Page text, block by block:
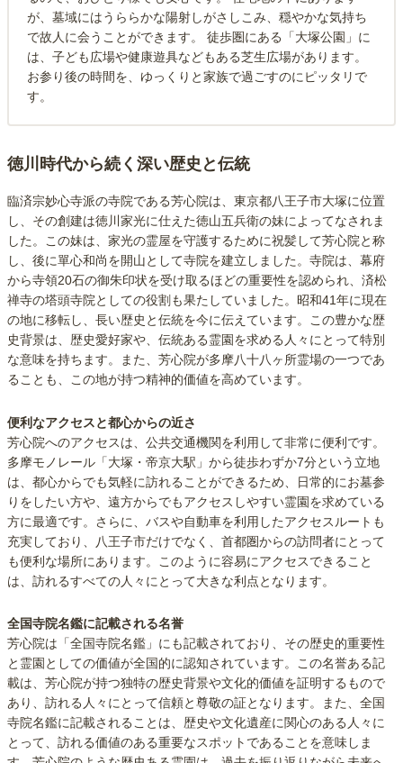
が、墓域にはうららかな陽射しがさしこみ、穏やかな気持ち
で故人に会うことができます。 徒歩圏にある「大塚公園」に
は、子ども広場や健康遊具などもある芝生広場があります。
お参り後の時間を、ゆっくりと家族で過ごすのにピッタリで
す。
徳川時代から続く深い歴史と伝統
臨済宗妙心寺派の寺院である芳心院は、東京都八王子市大塚に位置
し、その創建は徳川家光に仕えた徳山五兵衛の妹によってなされま
した。この妹は、家光の霊屋を守護するために祝髪して芳心院と称
し、後に單心和尚を開山として寺院を建立しました。寺院は、幕府
から寺領20石の御朱印状を受け取るほどの重要性を認められ、済松
禅寺の塔頭寺院としての役割も果たしていました。昭和41年に現在
の地に移転し、長い歴史と伝統を今に伝えています。この豊かな歴
史背景は、歴史愛好家や、伝統ある霊園を求める人々にとって特別
な意味を持ちます。また、芳心院が多摩八十八ヶ所霊場の一つであ
ることも、この地が持つ精神的価値を高めています。
便利なアクセスと都心からの近さ
芳心院へのアクセスは、公共交通機関を利用して非常に便利です。
多摩モノレール「大塚・帝京大駅」から徒歩わずか7分という立地
は、都心からでも気軽に訪れることができるため、日常的にお墓参
りをしたい方や、遠方からでもアクセスしやすい霊園を求めている
方に最適です。さらに、バスや自動車を利用したアクセスルートも
充実しており、八王子市だけでなく、首都圏からの訪問者にとって
も便利な場所にあります。このように容易にアクセスできること
は、訪れるすべての人々にとって大きな利点となります。
全国寺院名鑑に記載される名誉
芳心院は「全国寺院名鑑」にも記載されており、その歴史的重要性
と霊園としての価値が全国的に認知されています。この名誉ある記
載は、芳心院が持つ独特の歴史背景や文化的価値を証明するもので
あり、訪れる人々にとって信頼と尊敬の証となります。また、全国
寺院名鑑に記載されることは、歴史や文化遺産に関心のある人々に
とって、訪れる価値のある重要なスポットであることを意味しま